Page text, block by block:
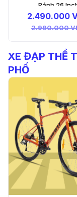
- Bánh 24
5.790.000
6.290.000
XE ĐẠP THỂ
PHỐ